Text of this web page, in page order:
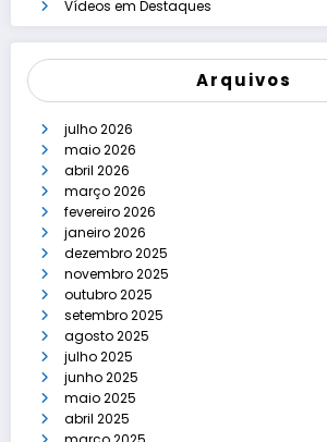
Vídeos em Destaques
Arquivos
julho 2026
maio 2026
abril 2026
março 2026
fevereiro 2026
janeiro 2026
dezembro 2025
novembro 2025
outubro 2025
setembro 2025
agosto 2025
julho 2025
junho 2025
maio 2025
abril 2025